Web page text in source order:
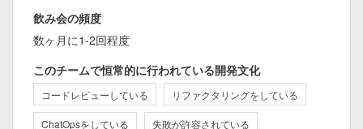
飲み会の頻度
数ヶ月に1-2回程度
このチームで恒常的に行われている開発文化
コードレビューしている リファクタリングをしている
ChatOpsをしている 失敗が許容されている